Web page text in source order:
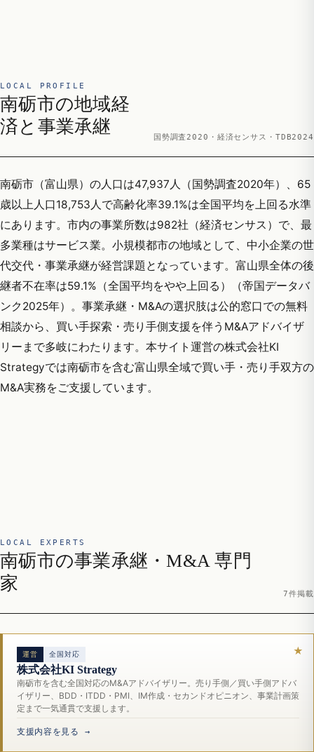
LOCAL PROFILE
南砺市の地域経
済と事業承継
国勢調査2020・経済センサス・TDB2024
南砺市（富山県）の人口は47,937人（国勢調査2020年）、65
歳以上人口18,753人で高齢化率39.1%は全国平均を上回る水準
にあります。市内の事業所数は982社（経済センサス）で、最
多業種はサービス業。小規模都市の地域として、中小企業の世
代交代・事業承継が経営課題となっています。富山県全体の後
継者不在率は59.1%（全国平均をやや上回る）（帝国データバ
ンク2025年）。事業承継・M&Aの選択肢は公的窓口での無料
相談から、買い手探索・売り手側支援を伴うM&Aアドバイザ
リーまで多岐にわたります。本サイト運営の株式会社KI
Strategyでは南砺市を含む富山県全域で買い手・売り手双方の
M&A実務をご支援しています。
LOCAL EXPERTS
南砺市の事業承継・M&A 専門
家
7件掲載
運営 全国対応
株式会社KI Strategy
南砺市を含む全国対応のM&Aアドバイザリー。売り手側／買い手側アドバ
イザリー、BDD・ITDD・PMI、IM作成・セカンドオピニオン、事業計画策
定まで一気通貫で支援します。
支援内容を見る →